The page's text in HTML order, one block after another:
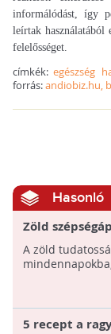
informálódást, így
leírtak
felelősséget.
címkék: egészség
forrás:andiobiz.hu,
Hasonló
Zöld
samponok
A zöld
5 recept a